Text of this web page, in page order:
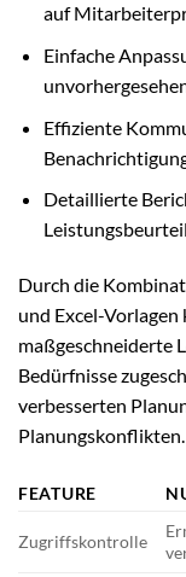
auf
Einfache
Effiziente
Detaillierte
Durch die
und Excel-
maßgeschneiderte
Bedürfnisse
verbesserten
Planungskonflikten.
FEATURE
Zugriffskontrolle